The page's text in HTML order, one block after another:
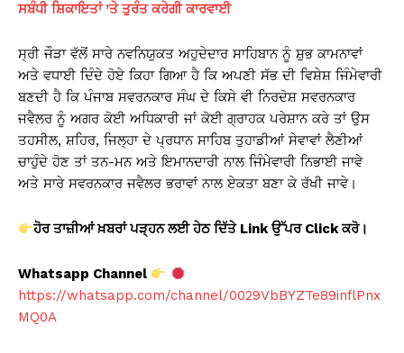
ਸਬੰਧੀ ਸ਼ਿਕਾਇਤਾਂ ’ਤੇ ਤੁਰੰਤ ਕਰੇਗੀ ਕਾਰਵਾਈ
ਸ੍ਰੀ ਜੌੜਾ ਵੱਲੋਂ ਸਾਰੇ ਨਵਨਿਯੁਕਤ ਅਹੁਦੇਦਾਰ ਸਾਹਿਬਾਨ ਨੂੰ ਸ਼ੁਭ ਕਾਮਨਾਵਾਂ
ਅਤੇ ਵਧਾਈ ਦਿੰਦੇ ਹੋਏ ਕਿਹਾ ਗਿਆ ਹੈ ਕਿ ਅਪਣੀ ਸੱਭ ਦੀ ਵਿਸ਼ੇਸ਼ ਜਿੰਮੇਵਾਰੀ
ਬਣਦੀ ਹੈ ਕਿ ਪੰਜਾਬ ਸਵਰਨਕਾਰ ਸੰਘ ਦੇ ਕਿਸੇ ਵੀ ਨਿਰਦੋਸ਼ ਸਵਰਨਕਾਰ
ਜਵੈਲਰ ਨੂੰ ਅਗਰ ਕੋਈ ਅਧਿਕਾਰੀ ਜਾਂ ਕੋਈ ਗ੍ਰਾਹਕ ਪਰੇਸ਼ਾਨ ਕਰੇ ਤਾਂ ਉਸ
ਤਹਸੀਲ, ਸ਼ਹਿਰ, ਜਿਲ੍ਹਾ ਦੇ ਪ੍ਰਧਾਨ ਸਾਹਿਬ ਤੁਹਾਡੀਆਂ ਸੇਵਾਵਾਂ ਲੈਣੀਆਂ
ਚਾਹੁੰਦੇ ਹੋਣ ਤਾਂ ਤਨ-ਮਨ ਅਤੇ ਇਮਾਨਦਾਰੀ ਨਾਲ ਜਿੰਮੇਵਾਰੀ ਨਿਭਾਈ ਜਾਵੇ
ਅਤੇ ਸਾਰੇ ਸਵਰਨਕਾਰ ਜਵੈਲਰ ਭਰਾਵਾਂ ਨਾਲ ਏਕਤਾ ਬਣਾ ਕੇ ਰੱਖੀ ਜਾਵੇ।
ਹੋਰ ਤਾਜ਼ੀਆਂ ਖ਼ਬਰਾਂ ਪੜ੍ਹਨ ਲਈ ਹੇਠ ਦਿੱਤੇ Linkਉੱਪਰ Clickਕਰੋ।
Whatsapp Channel
https://whatsapp.com/channel/0029VbBYZTe89inflPnx
MQ0A